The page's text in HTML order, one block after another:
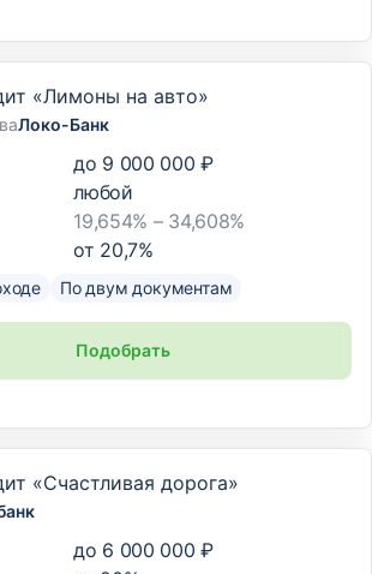
«Лимоны на авто»
Локо-Банк
до 9 000 000 ₽
любой
19,654% – 34,608%
от 20,7%
По двум документам
Подобрать
«Счастливая дорога»
до 6 000 000 ₽